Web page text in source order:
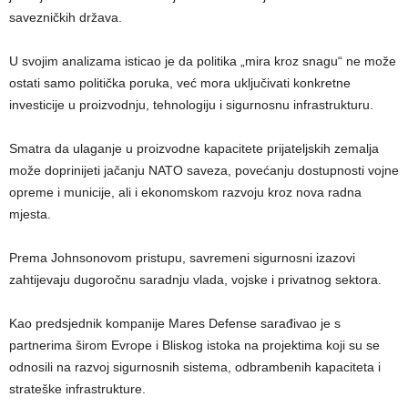
savezničkih država.
U svojim analizama isticao je da politika „mira kroz snagu“ ne može
ostati samo politička poruka, već mora uključivati konkretne
investicije u proizvodnju, tehnologiju i sigurnosnu infrastrukturu.
Smatra da ulaganje u proizvodne kapacitete prijateljskih zemalja
može doprinijeti jačanju NATO saveza, povećanju dostupnosti vojne
opreme i municije, ali i ekonomskom razvoju kroz nova radna
mjesta.
Prema Johnsonovom pristupu, savremeni sigurnosni izazovi
zahtijevaju dugoročnu saradnju vlada, vojske i privatnog sektora.
Kao predsjednik kompanije Mares Defense sarađivao je s
partnerima širom Evrope i Bliskog istoka na projektima koji su se
odnosili na razvoj sigurnosnih sistema, odbrambenih kapaciteta i
strateške infrastrukture.